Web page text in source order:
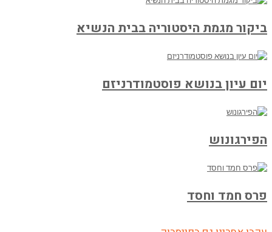
ביקור מגמת היסטוריה בבית הנשיא
יום עיון בנושא פוסטמודרניזם
הפירגונוש
פרס חמד וחסד